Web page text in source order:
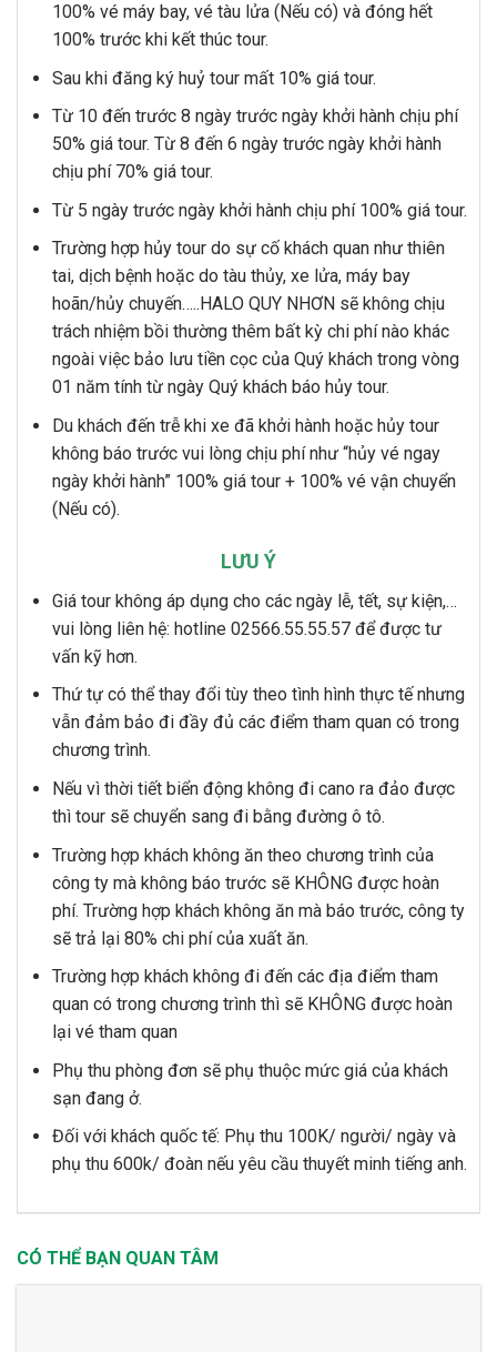
100% vé máy bay, vé tàu lửa (Nếu có) và đóng hết
100% trước khi kết thúc tour.
Sau khi đăng ký huỷ tour mất 10% giá tour.
Từ 10 đến trước 8 ngày trước ngày khởi hành chịu phí
50% giá tour. Từ 8 đến 6 ngày trước ngày khởi hành
chịu phí 70% giá tour.
Từ 5 ngày trước ngày khởi hành chịu phí 100% giá tour.
Trường hợp hủy tour do sự cố khách quan như thiên
tai, dịch bệnh hoặc do tàu thủy, xe lửa, máy bay
hoãn/hủy chuyến…..HALO QUY NHƠN sẽ không chịu
trách nhiệm bồi thường thêm bất kỳ chi phí nào khác
ngoài việc bảo lưu tiền cọc của Quý khách trong vòng
01 năm tính từ ngày Quý khách báo hủy tour.
Du khách đến trễ khi xe đã khởi hành hoặc hủy tour
không báo trước vui lòng chịu phí như “hủy vé ngay
ngày khởi hành” 100% giá tour + 100% vé vận chuyển
(Nếu có).
LƯU Ý
Giá tour không áp dụng cho các ngày lễ, tết, sự kiện,…
vui lòng liên hệ: hotline 02566.55.55.57 để được tư
vấn kỹ hơn.
Thứ tự có thể thay đổi tùy theo tình hình thực tế nhưng
vẫn đảm bảo đi đầy đủ các điểm tham quan có trong
chương trình.
Nếu vì thời tiết biển động không đi cano ra đảo được
thì tour sẽ chuyển sang đi bằng đường ô tô.
Trường hợp khách không ăn theo chương trình của
công ty mà không báo trước sẽ KHÔNG được hoàn
phí. Trường hợp khách không ăn mà báo trước, công ty
sẽ trả lại 80% chi phí của xuất ăn.
Trường hợp khách không đi đến các địa điểm tham
quan có trong chương trình thì sẽ KHÔNG được hoàn
lại vé tham quan
Phụ thu phòng đơn sẽ phụ thuộc mức giá của khách
sạn đang ở.
Đối với khách quốc tế: Phụ thu 100K/ người/ ngày và
phụ thu 600k/ đoàn nếu yêu cầu thuyết minh tiếng anh.
CÓ THỂ BẠN QUAN TÂM